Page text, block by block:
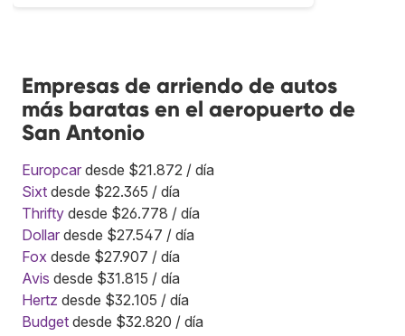
Empresas de arriendo de autos
más baratas en el aeropuerto de
San Antonio
Europcar desde $21.872 / día
Sixt desde $22.365 / día
Thrifty desde $26.778 / día
Dollar desde $27.547 / día
Fox desde $27.907 / día
Avis desde $31.815 / día
Hertz desde $32.105 / día
Budget desde $32.820 / día